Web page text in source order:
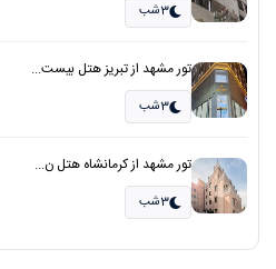
3شب
تور مشهد از تبریز هتل بیست...
3شب
تور مشهد از کرمانشاه هتل ن...
3شب